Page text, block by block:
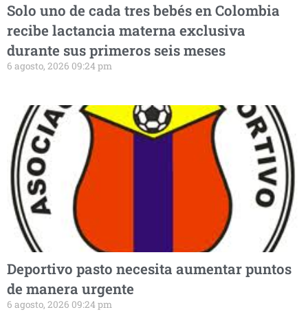
Solo uno de cada tres bebés en Colombia
recibe lactancia materna exclusiva
durante sus primeros seis meses
6 agosto, 2026 09:24 pm
Deportivo pasto necesita aumentar puntos
de manera urgente
6 agosto, 2026 09:24 pm